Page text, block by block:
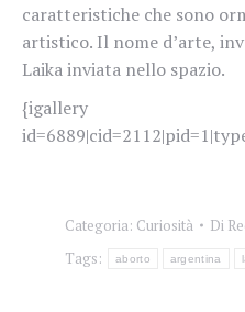
caratteristiche che sono
artistico. Il nome d’arte,
Laika inviata nello spazio.
{igallery
Categoria: Curiosità Di
Tags:
aborto argentina